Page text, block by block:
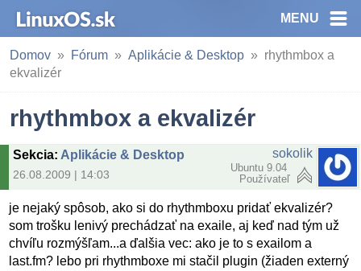
MENU
Domov Fórum Aplikácie & Desktop
rhythmbox a
ekvalizér
rhythmbox a ekvalizér
Sekcia: Aplikácie & Desktop
26.08.2009 | 14:03
sokolik
Ubuntu 9.04
Používateľ
je nejaký spôsob, ako si do rhythmboxu pridať ekvalizér?
som trošku lenivý prechádzať na exaile, aj keď nad tým už
chvíľu rozmýšľam...a ďalšia vec: ako je to s exailom a
last.fm? lebo pri rhythmboxe mi stačil plugin (žiaden externý